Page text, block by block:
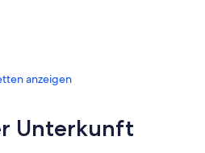
anzeigen
Unterkunft